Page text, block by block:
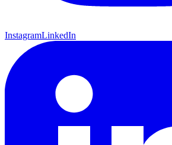
InstagramLinkedIn